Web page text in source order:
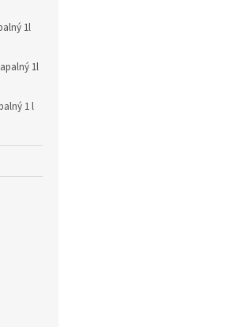
1l
1l
1 l